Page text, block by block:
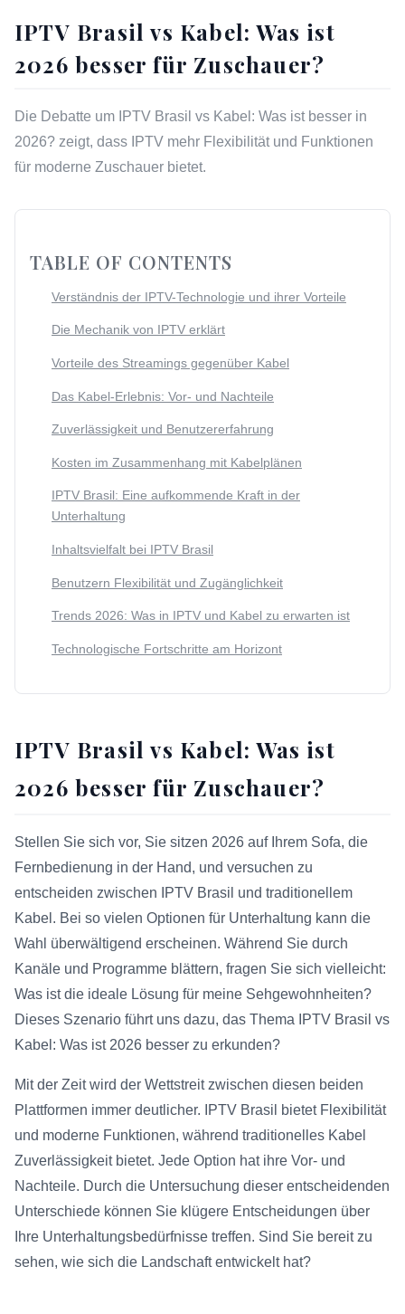
IPTV Brasil vs Kabel: Was ist
2026 besser für Zuschauer?
Die Debatte um IPTV Brasil vs Kabel: Was ist besser in
2026? zeigt, dass IPTV mehr Flexibilität und Funktionen
für moderne Zuschauer bietet.
TABLE OF CONTENTS
Verständnis der IPTV-Technologie und ihrer Vorteile
Die Mechanik von IPTV erklärt
Vorteile des Streamings gegenüber Kabel
Das Kabel-Erlebnis: Vor- und Nachteile
Zuverlässigkeit und Benutzererfahrung
Kosten im Zusammenhang mit Kabelplänen
IPTV Brasil: Eine aufkommende Kraft in der
Unterhaltung
Inhaltsvielfalt bei IPTV Brasil
Benutzern Flexibilität und Zugänglichkeit
Trends 2026: Was in IPTV und Kabel zu erwarten ist
Technologische Fortschritte am Horizont
IPTV Brasil vs Kabel: Was ist
2026 besser für Zuschauer?
Stellen Sie sich vor, Sie sitzen 2026 auf Ihrem Sofa, die
Fernbedienung in der Hand, und versuchen zu
entscheiden zwischen IPTV Brasil und traditionellem
Kabel. Bei so vielen Optionen für Unterhaltung kann die
Wahl überwältigend erscheinen. Während Sie durch
Kanäle und Programme blättern, fragen Sie sich vielleicht:
Was ist die ideale Lösung für meine Sehgewohnheiten?
Dieses Szenario führt uns dazu, das Thema IPTV Brasil vs
Kabel: Was ist 2026 besser zu erkunden?
Mit der Zeit wird der Wettstreit zwischen diesen beiden
Plattformen immer deutlicher. IPTV Brasil bietet Flexibilität
und moderne Funktionen, während traditionelles Kabel
Zuverlässigkeit bietet. Jede Option hat ihre Vor- und
Nachteile. Durch die Untersuchung dieser entscheidenden
Unterschiede können Sie klügere Entscheidungen über
Ihre Unterhaltungsbedürfnisse treffen. Sind Sie bereit zu
sehen, wie sich die Landschaft entwickelt hat?